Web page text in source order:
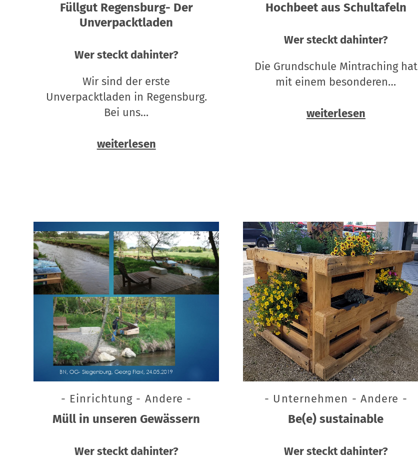
Füllgut Regensburg- Der
Unverpacktladen
Wer steckt dahinter?
Wir sind der erste
Unverpacktladen in Regensburg.
Bei uns…
weiterlesen
Hochbeet aus Schultafeln
Wer steckt dahinter?
Die Grundschule Mintraching hat
mit einem besonderen…
weiterlesen
- Einrichtung - Andere -
Müll in unseren Gewässern
Wer steckt dahinter?
- Unternehmen - Andere -
Be(e) sustainable
Wer steckt dahinter?